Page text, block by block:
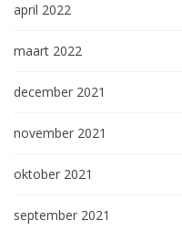
april 2022
maart 2022
december 2021
november 2021
oktober 2021
september 2021